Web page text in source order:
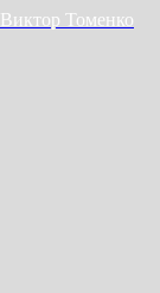
Виктор Томенко